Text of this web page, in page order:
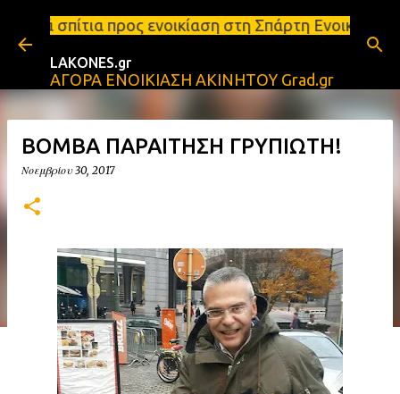
Μετάβαση στο κύριο περιεχόμενο
ενοικίαση στη Σπάρτη Ενοικιάσεις
LAKONES.gr
ΑΓΟΡΑ ΕΝΟΙΚΙΑΣΗ ΑΚΙΝΗΤΟΥ Grad.gr
ΒΟΜΒΑ ΠΑΡΑΙΤΗΣΗ ΓΡΥΠΙΩΤΗ!
Νοεμβρίου 30, 2017